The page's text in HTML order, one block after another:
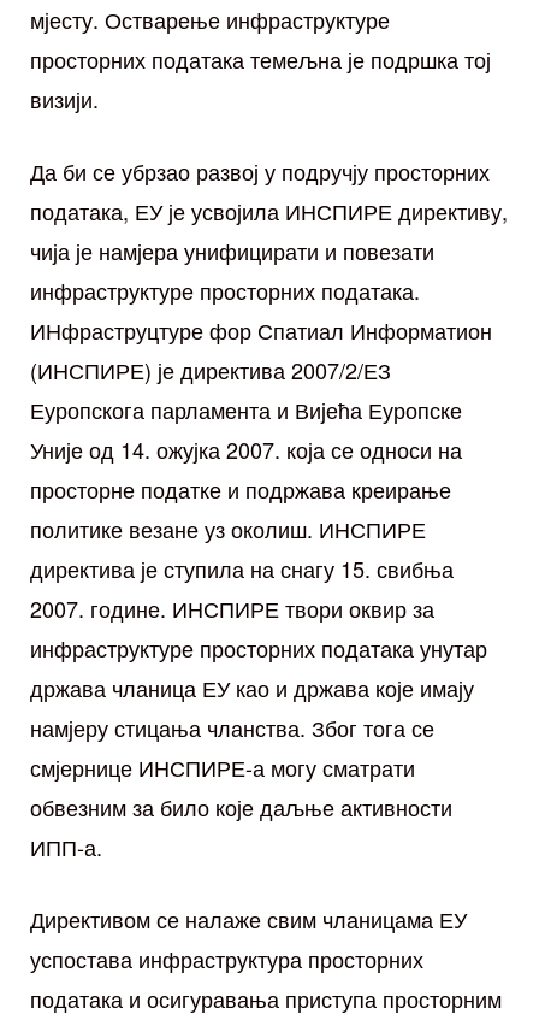
мјесту. Остварење инфраструктуре
просторних података темељна је подршка тој
визији.
Да би се убрзао развој у подручју просторних
података, ЕУ је усвојила ИНСПИРЕ директиву,
чија је намјера унифицирати и повезати
инфраструктуре просторних података.
ИНфраструцтуре фор Спатиал Информатион
(ИНСПИРЕ) је директива 2007/2/ЕЗ
Еуропскога парламента и Вијећа Еуропске
Уније од 14. ожујка 2007. која се односи на
просторне податке и подржава креирање
политике везане уз околиш. ИНСПИРЕ
директива је ступила на снагу 15. свибња
2007. године. ИНСПИРЕ твори оквир за
инфраструктуре просторних података унутар
држава чланица ЕУ као и држава које имају
намјеру стицања чланства. Због тога се
смјернице ИНСПИРЕ-а могу сматрати
обвезним за било које даљње активности
ИПП-а.
Директивом се налаже свим чланицама ЕУ
успостава инфраструктура просторних
података и осигуравања приступа просторним